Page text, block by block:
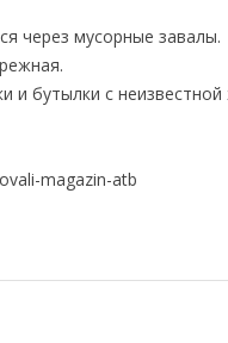
через мусорные завалы.
и бутылки с
magazin-atb